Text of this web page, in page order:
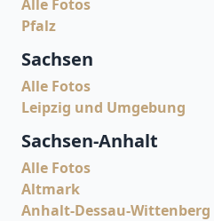
Alle Fotos
Pfalz
Sachsen
Alle Fotos
Leipzig und Umgebung
Sachsen-Anhalt
Alle Fotos
Altmark
Anhalt-Dessau-Wittenberg